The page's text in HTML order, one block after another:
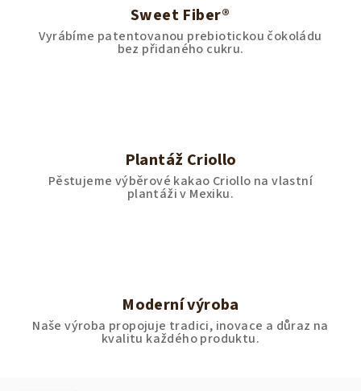
Sweet Fiber®
Vyrábíme patentovanou prebiotickou čokoládu
bez přidaného cukru.
Plantáž Criollo
Pěstujeme výběrové kakao Criollo na vlastní
plantáži v Mexiku.
Moderní výroba
Naše výroba propojuje tradici, inovace a důraz na
kvalitu každého produktu.